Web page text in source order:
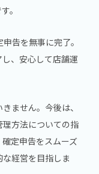
。
告を無事に完了。
、安心して店舗運
ません。今後は、
方法についての指
定申告をスムーズ
経営を目指しま